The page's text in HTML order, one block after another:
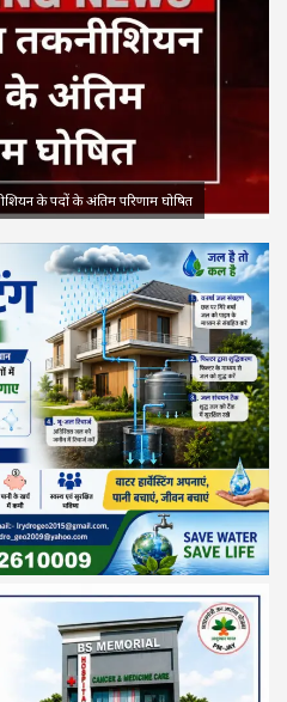
के पदों के अंतिम परिणाम घोषित